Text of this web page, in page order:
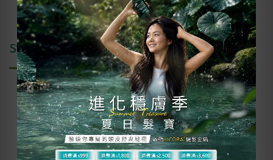
Step1 5α捷利爾頭皮淨化液
與皮膚科醫師聯合打造的〈艾瑪絲捷利爾頭皮
淨化液〉，溫和淨化頭皮上的固態油脂！直接
旋轉尖頭，淋上乾的頭皮搓揉即有超細緻的泡